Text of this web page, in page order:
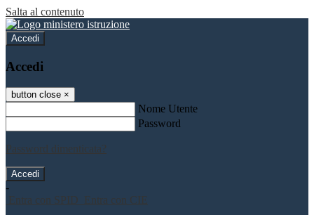
Salta al contenuto
Accedi
Accedi
button close ×
Nome Utente
Password
Password dimenticata?
-
Entra con SPID
Entra con CIE